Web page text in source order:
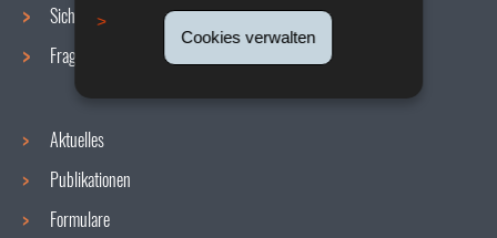
Cookies verwalten
Sicherheit/Gesundheit am Arbeitsplatz
Fragen / Antworten
Aktuelles
Publikationen
Formulare